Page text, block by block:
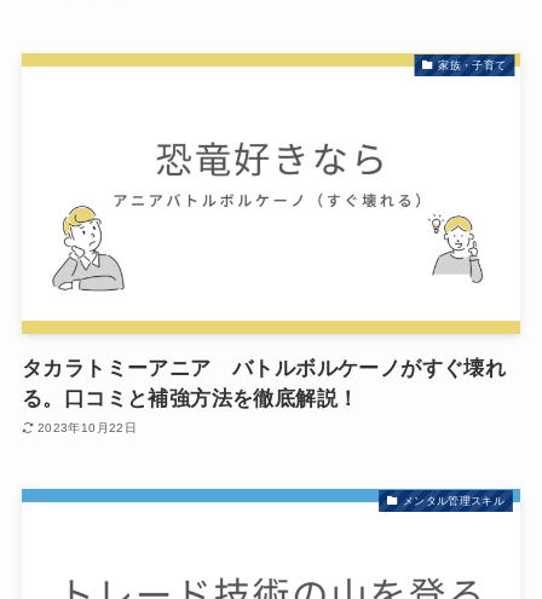
家族・子育て
タカラトミーアニア バトルボルケーノがすぐ壊れ
る。口コミと補強方法を徹底解説！
2023年10月22日
メンタル管理スキル